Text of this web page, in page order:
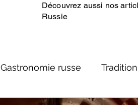
Découvrez aussi nos
Russie
Gastronomie russe